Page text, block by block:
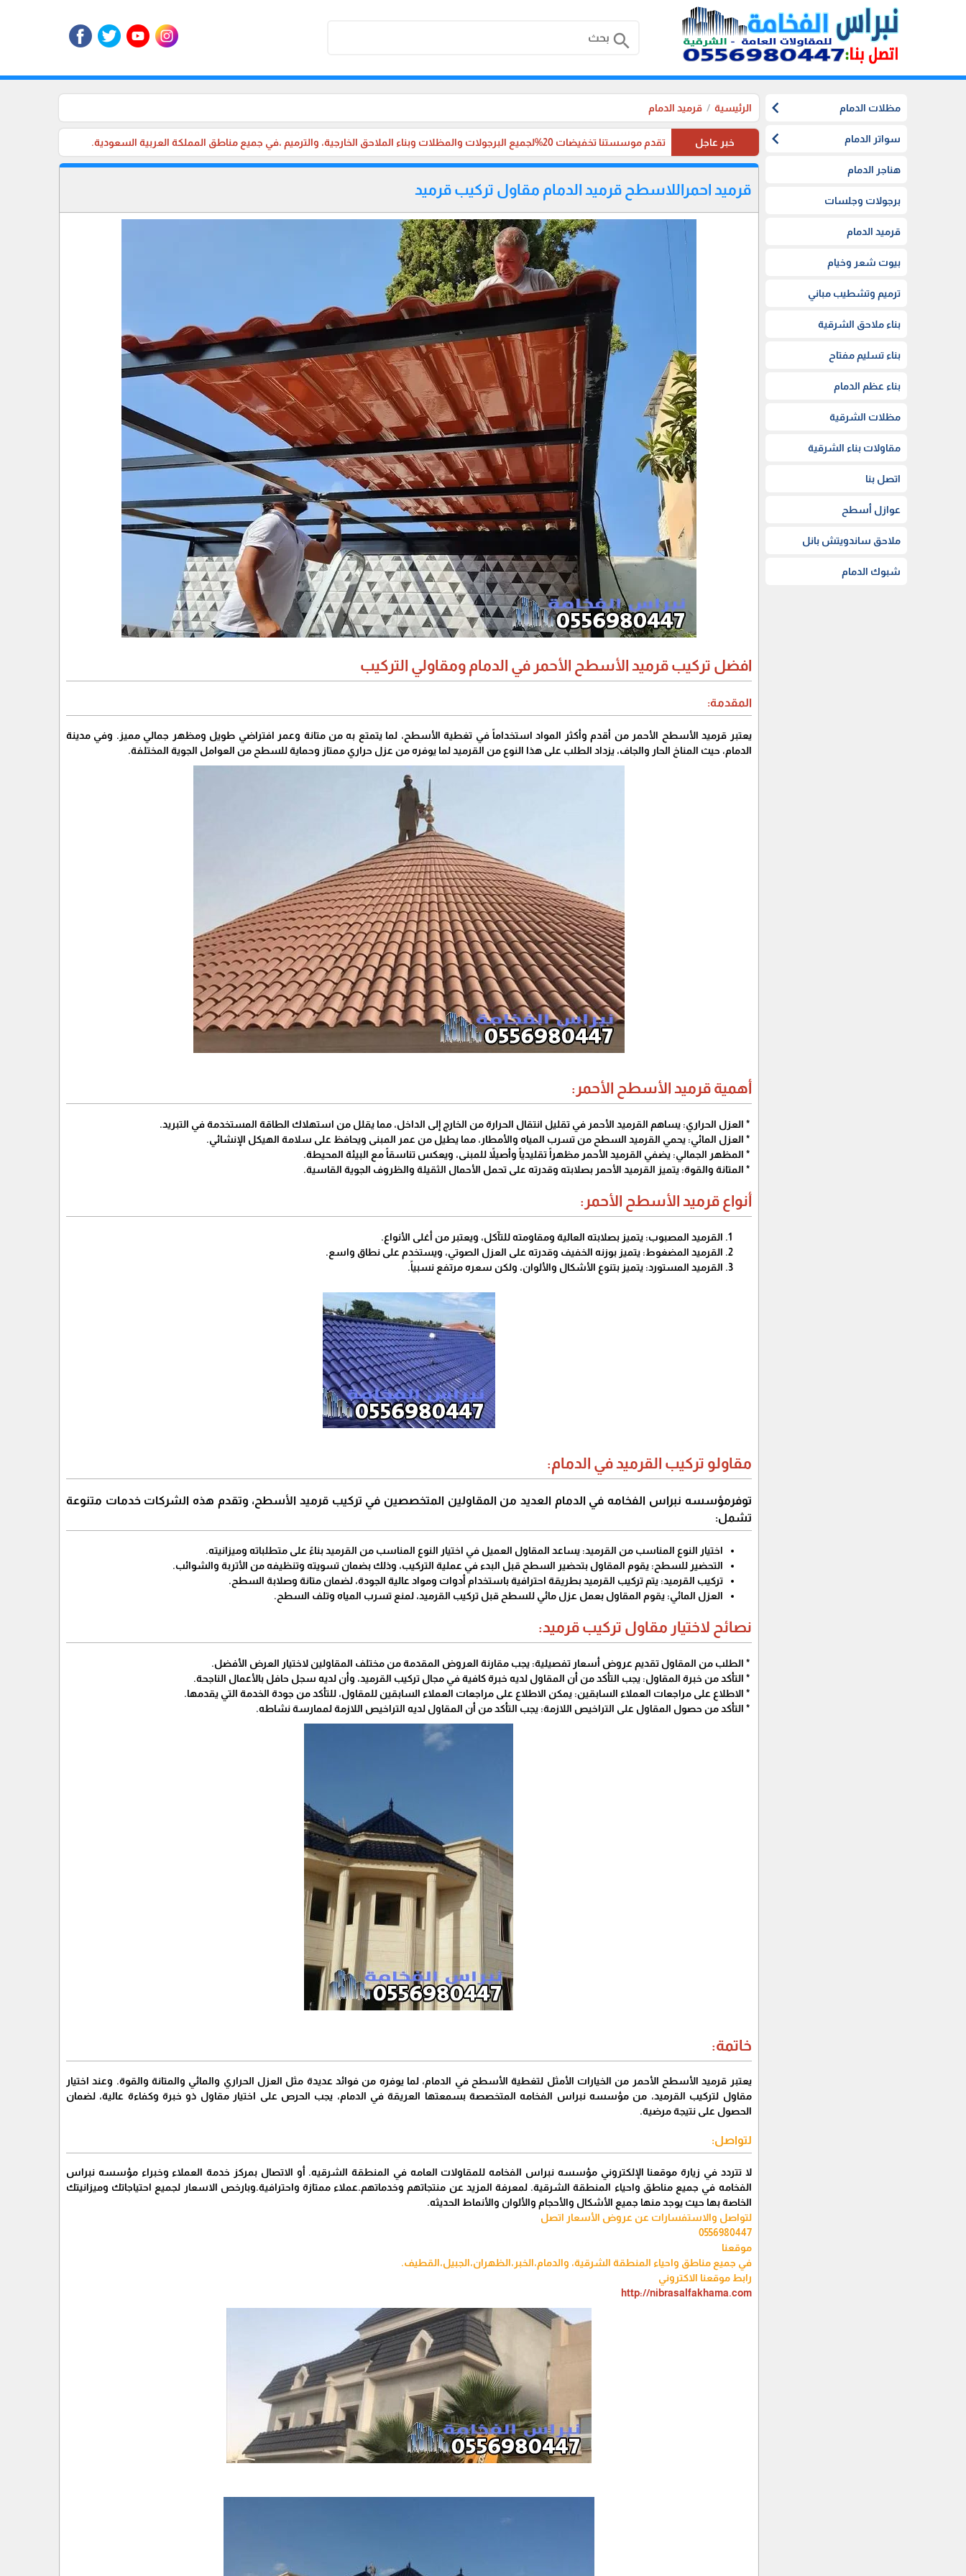
search
مظلات الدمام chevron_left
سواتر الدمام chevron_left
هناجر الدمام
برجولات وجلسات
قرميد الدمام
بيوت شعر وخيام
ترميم وتشطيب مباني
بناء ملاحق الشرقية
بناء تسليم مفتاح
بناء عظم الدمام
مظلات الشرقية
مقاولات بناء الشرقية
اتصل بنا
عوازل أسطح
ملاحق ساندويتش بانل
شبوك الدمام
الرئيسية قرميد الدمام
خبر عاجل تقدم موسستنا تخفيضات 20%لجميع البرجولات والمظلات وبناء الملاحق الخارجية، والترميم ،في جميع مناطق المملكة العربية السعودية.
قرميد احمراللاسطح قرميد الدمام مقاول تركيب قرميد
افضل تركيب قرميد الأسطح الأحمر في الدمام ومقاولي التركيب
المقدمة:
يعتبر قرميد الأسطح الأحمر من أقدم وأكثر المواد استخداماً في تغطية الأسطح، لما يتمتع به من متانة وعمر افتراضي طويل ومظهر جمالي مميز. وفي مدينة
الدمام، حيث المناخ الحار والجاف، يزداد الطلب على هذا النوع من القرميد لما يوفره من عزل حراري ممتاز وحماية للسطح من العوامل الجوية المختلفة.
أهمية قرميد الأسطح الأحمر:
* العزل الحراري: يساهم القرميد الأحمر في تقليل انتقال الحرارة من الخارج إلى الداخل، مما يقلل من استهلاك الطاقة المستخدمة في التبريد.
* العزل المائي: يحمي القرميد السطح من تسرب المياه والأمطار، مما يطيل من عمر المبنى ويحافظ على سلامة الهيكل الإنشائي.
* المظهر الجمالي: يضفي القرميد الأحمر مظهراً تقليدياً وأصيلاً للمبنى، ويعكس تناسقاً مع البيئة المحيطة.
* المتانة والقوة: يتميز القرميد الأحمر بصلابته وقدرته على تحمل الأحمال الثقيلة والظروف الجوية القاسية.
أنواع قرميد الأسطح الأحمر:
القرميد المصبوب: يتميز بصلابته العالية ومقاومته للتآكل، ويعتبر من أغلى الأنواع.
القرميد المضغوط: يتميز بوزنه الخفيف وقدرته على العزل الصوتي، ويستخدم على نطاق واسع.
القرميد المستورد: يتميز بتنوع الأشكال والألوان، ولكن سعره مرتفع نسبياً.
مقاولو تركيب القرميد في الدمام:
توفرمؤسسه نبراس الفخامه في الدمام العديد من المقاولين المتخصصين في تركيب قرميد الأسطح، وتقدم هذه الشركات خدمات متنوعة
تشمل:
اختيار النوع المناسب من القرميد: يساعد المقاول العميل في اختيار النوع المناسب من القرميد بناءً على متطلباته وميزانيته.
التحضير للسطح: يقوم المقاول بتحضير السطح قبل البدء في عملية التركيب، وذلك بضمان تسويته وتنظيفه من الأتربة والشوائب.
تركيب القرميد: يتم تركيب القرميد بطريقة احترافية باستخدام أدوات ومواد عالية الجودة، لضمان متانة وصلابة السطح.
العزل المائي: يقوم المقاول بعمل عزل مائي للسطح قبل تركيب القرميد، لمنع تسرب المياه وتلف السطح.
نصائح لاختيار مقاول تركيب قرميد:
* الطلب من المقاول تقديم عروض أسعار تفصيلية: يجب مقارنة العروض المقدمة من مختلف المقاولين لاختيار العرض الأفضل.
* التأكد من خبرة المقاول: يجب التأكد من أن المقاول لديه خبرة كافية في مجال تركيب القرميد، وأن لديه سجل حافل بالأعمال الناجحة.
* الاطلاع على مراجعات العملاء السابقين: يمكن الاطلاع على مراجعات العملاء السابقين للمقاول، للتأكد من جودة الخدمة التي يقدمها.
* التأكد من حصول المقاول على التراخيص اللازمة: يجب التأكد من أن المقاول لديه التراخيص اللازمة لممارسة نشاطه.
خاتمة:
يعتبر قرميد الأسطح الأحمر من الخيارات الأمثل لتغطية الأسطح في الدمام، لما يوفره من فوائد عديدة مثل العزل الحراري والمائي والمتانة والقوة. وعند اختيار
مقاول لتركيب القرميد، من مؤسسه نبراس الفخامه المتخصصة بسمعتها العريقة في الدمام، يجب الحرص على اختيار مقاول ذو خبرة وكفاءة عالية، لضمان
الحصول على نتيجة مرضية.
لتواصل:
لا تتردد في زيارة موقعنا الإلكتروني مؤسسه نبراس الفخامه للمقاولات العامه في المنطقة الشرقيه. أو الاتصال بمركز خدمة العملاء وخبراء مؤسسه نبراس
الفخامه في جميع مناطق واحياء المنطقة الشرقية. لمعرفة المزيد عن منتجاتهم وخدماتهم.عملاء ممتازة واحترافية.وبارخص الاسعار لجميع احتياجاتك وميزانيتك
الخاصة بها حيث يوجد منها جميع الأشكال والأحجام والألوان والأنماط الحديثه.
لتواصل والاستفسارات عن عروض الأسعار اتصل
0556980447
موقعنا
في جميع مناطق واحياء المنطقة الشرقية، والدمام،الخبر،الظهران،الجبيل،القطيف.
رابط موقعنا الاكتروني
http://nibrasalfakhama.com